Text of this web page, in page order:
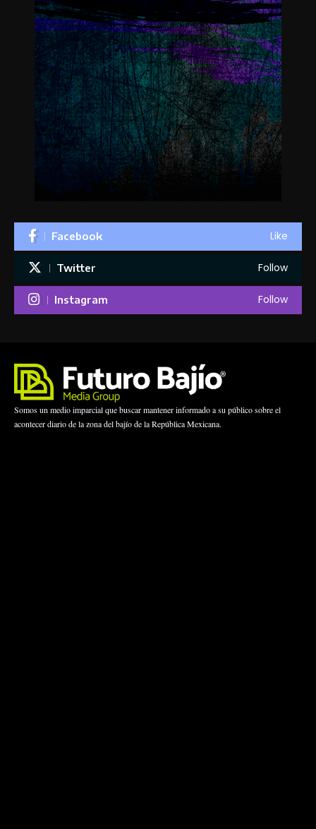
Facebook Like
Twitter Follow
Instagram Follow
Somos un medio imparcial que buscar mantener informado a su público sobre el
acontecer diario de la zona del bajío de la República Mexicana.